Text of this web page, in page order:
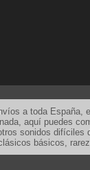
a toda España,
aquí puedes
sonidos difíciles
básicos,